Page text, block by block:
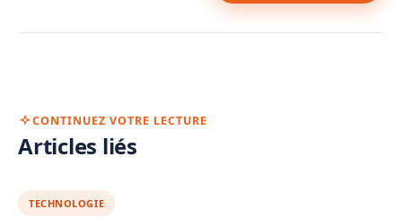
CONTINUEZ VOTRE LECTURE
Articles liés
TECHNOLOGIE